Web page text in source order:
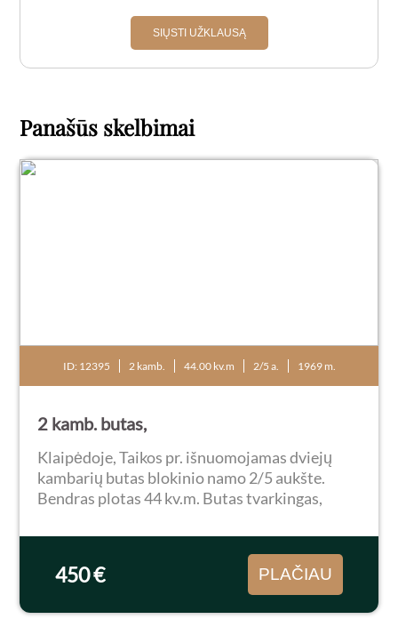
SIŲSTI UŽKLAUSĄ
Panašūs skelbimai
ID: 12395 2 kamb. 44.00 kv.m 2/5 a. 1969 m.
2 kamb. butas,
Klaipėdoje, Taikos pr. išnuomojamas dviejų
kambarių butas blokinio namo 2/5 aukšte.
Bendras plotas 44 kv.m. Butas tvarkingas,
ir buitine technika: viryklė, orkaite,
450 € PLAČIAU